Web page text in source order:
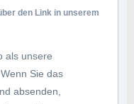
den Link in unserem
als unsere
Sie das
absenden,